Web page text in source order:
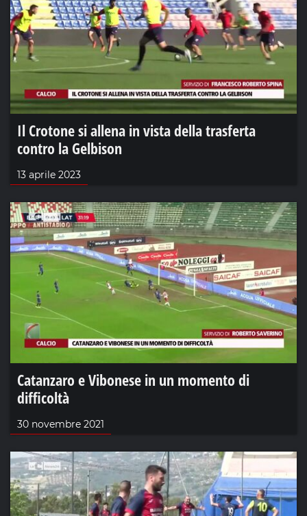
Il Crotone si allena in vista della trasferta
contro la Gelbison
13 aprile 2023
Catanzaro e Vibonese in un momento di
difficoltà
30 novembre 2021